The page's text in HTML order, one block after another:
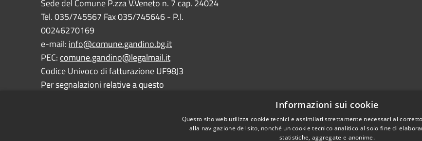
Sede del Comune P.zza V.Veneto n. 7 cap. 24024
Tel. 035/745567 Fax 035/745646 - P.I.
00246270169
e-mail: info@comune.gandino.bg.it
PEC: comune.gandino@legalmail.it
Codice Univoco di fatturazione UF98J3
Per segnalazioni relative a questo
Informazioni sui cookie
Questo sito web utilizza cookie tecnici e assimilati strettamente necessari al
alla navigazione del sito, nonché un cookie tecnico analitico al solo fine di
statistiche, aggregate e anonime.